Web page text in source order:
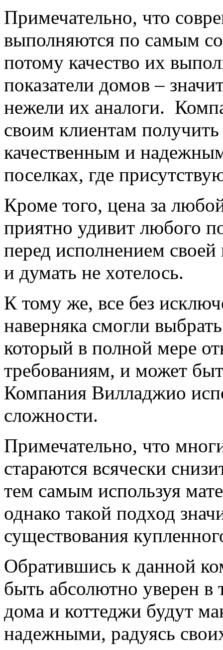
Примечательно, что
выполняются по самым
потому качество их
показатели домов –
нежели их аналоги.
своим клиентам
качественным и
поселках, где
Кроме того, цена за
приятно удивит любого
перед исполнением
и думать не хотелось.
К тому же, все без
наверняка смогли
который в полной мере
требованиям, и может
Компания Вилладжио
сложности.
Примечательно, что
стараются всячески
тем самым используя
однако такой подход
существования
Обратившись к данной
быть абсолютно уверен
дома и коттеджи будут
надежными, радуясь